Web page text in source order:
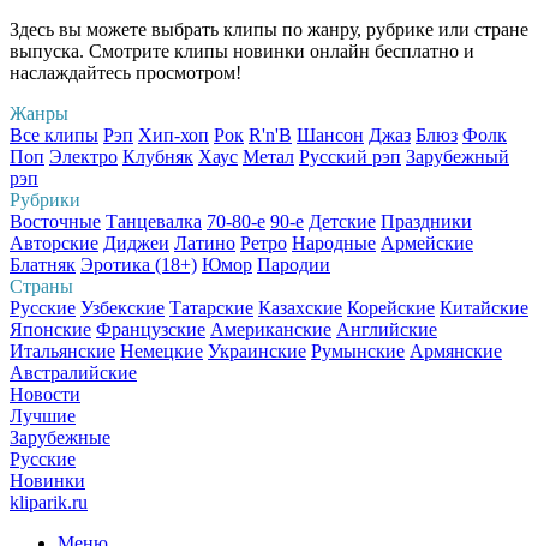
Здесь вы можете выбрать клипы по жанру, рубрике или стране
выпуска. Смотрите клипы новинки онлайн бесплатно и
наслаждайтесь просмотром!
Жанры
Все клипы Рэп Хип-хоп Рок R'n'B Шансон Джаз Блюз Фолк
Поп Электро Клубняк Хаус Метал Русский рэп Зарубежный
рэп
Рубрики
Восточные Танцевалка 70-80-е 90-е Детские Праздники
Авторские Диджеи Латино Ретро Народные Армейские
Блатняк Эротика (18+) Юмор Пародии
Страны
Русские Узбекские Татарские Казахские Корейские Китайские
Японские Французские Американские Английские
Итальянские Немецкие Украинские Румынские Армянские
Австралийские
Новости
Лучшие
Зарубежные
Русские
Новинки
kliparik.ru